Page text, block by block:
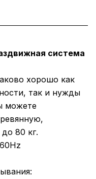
система
хорошо как
так и нужды
можете
80 кг.